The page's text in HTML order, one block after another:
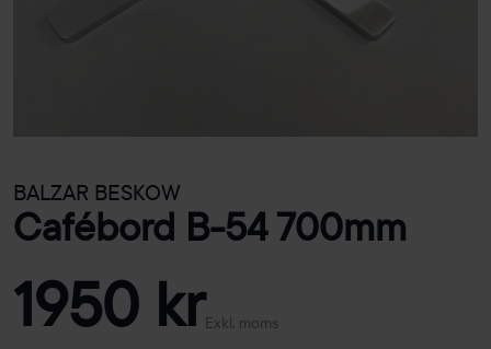
BALZAR BESKOW
Cafébord B-54 700mm
1950 krExkl. moms